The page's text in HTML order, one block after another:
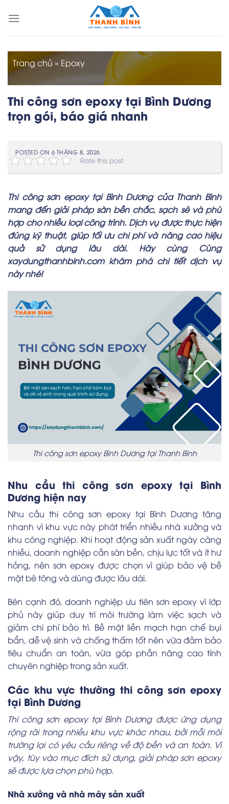
Trang chủ » Epoxy
Thi công sơn epoxy tại Bình Dương
trọn gói, báo giá nhanh
POSTED ON 6 THÁNG 8, 2026
Rate this post
Thi công sơn epoxy tại Bình Dươngcủa Thanh Bình
mang đến giải pháp sàn bền chắc, sạch sẽ và phù
hợp cho nhiều loại công trình. Dịch vụ được thực hiện
đúng kỹ thuật, giúp tối ưu chi phí và nâng cao hiệu
quả sử dụng lâu dài. Hãy cùng Cùng
xaydungthanhbinh.comkhám phá chi tiết dịch vụ
này nhé!
Thi công sơn epoxy Bình Dương tại Thanh Bình
Nhu cầu thi công sơn epoxy tại Bình
Dương hiện nay
Nhu cầu thi công sơn epoxy tại Bình Dương tăng
nhanh vì khu vực này phát triển nhiều nhà xưởng và
khu công nghiệp. Khi hoạt động sản xuất ngày càng
nhiều, doanh nghiệp cần sàn bền, chịu lực tốt và ít hư
hỏng, nên sơn epoxy được chọn vì giúp bảo vệ bề
mặt bê tông và dùng được lâu dài.
Bên cạnh đó, doanh nghiệp ưu tiên sơn epoxy vì lớp
phủ này giúp duy trì môi trường làm việc sạch và
giảm chi phí bảo trì. Bề mặt liền mạch hạn chế bụi
bẩn, dễ vệ sinh và chống thấm tốt nên vừa đảm bảo
tiêu chuẩn an toàn, vừa góp phần nâng cao tính
chuyên nghiệp trong sản xuất.
Các khu vực thường thi công sơn epoxy
tại Bình Dương
Thi công sơn epoxy tại Bình Dương được ứng dụng
rộng rãi trong nhiều khu vực khác nhau, bởi mỗi môi
trường lại có yêu cầu riêng về độ bền và an toàn. Vì
vậy, tùy vào mục đích sử dụng, giải pháp sơn epoxy
sẽ được lựa chọn phù hợp.
Nhà xưởng và nhà máy sản xuất